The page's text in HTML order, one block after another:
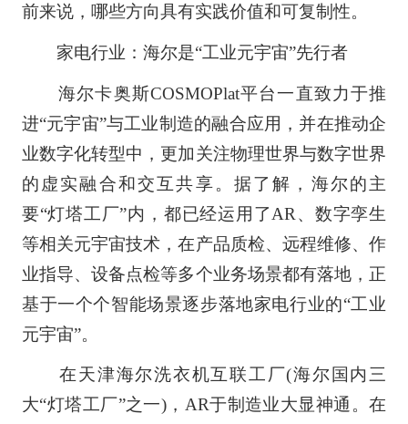
前来说，哪些方向具有实践价值和可复制性。
家电行业：海尔是“工业元宇宙”先行者
海尔卡奥斯COSMOPlat平台一直致力于推
进“元宇宙”与工业制造的融合应用，并在推动企
业数字化转型中，更加关注物理世界与数字世界
的虚实融合和交互共享。据了解，海尔的主
要“灯塔工厂”内，都已经运用了AR、数字孪生
等相关元宇宙技术，在产品质检、远程维修、作
业指导、设备点检等多个业务场景都有落地，正
基于一个个智能场景逐步落地家电行业的“工业
元宇宙”。
在天津海尔洗衣机互联工厂(海尔国内三
大“灯塔工厂”之一)，AR于制造业大显神通。在